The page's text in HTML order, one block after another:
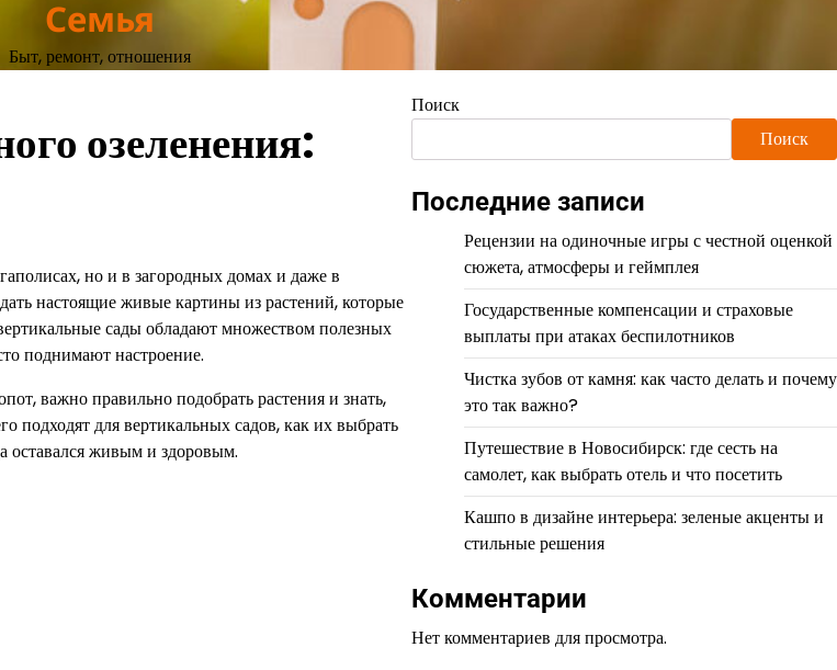
Семья
Быт, ремонт, отношения
озеленения:
но и в загородных домах и даже в
настоящие живые картины из растений, которые
сады обладают множеством полезных
поднимают настроение.
важно правильно подобрать растения и знать,
подходят для вертикальных садов, как их выбрать
оставался живым и здоровым.
Поиск
Поиск
Последние записи
Рецензии на одиночные игры с честной оценкой
сюжета, атмосферы и геймплея
Государственные компенсации и страховые
выплаты при атаках беспилотников
Чистка зубов от камня: как часто делать и почему
это так важно?
Путешествие в Новосибирск: где сесть на
самолет, как выбрать отель и что посетить
Кашпо в дизайне интерьера: зеленые акценты и
стильные решения
Комментарии
Нет комментариев для просмотра.